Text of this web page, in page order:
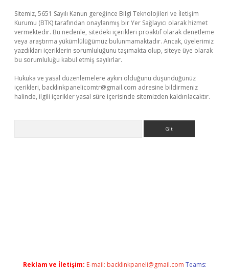
Sitemiz, 5651 Sayılı Kanun gereğince Bilgi Teknolojileri ve İletişim
Kurumu (BTK) tarafından onaylanmış bir Yer Sağlayıcı olarak hizmet
vermektedir. Bu nedenle, sitedeki içerikleri proaktif olarak denetleme
veya araştırma yükümlülüğümüz bulunmamaktadır. Ancak, üyelerimiz
yazdıkları içeriklerin sorumluluğunu taşımakta olup, siteye üye olarak
bu sorumluluğu kabul etmiş sayılırlar.
Hukuka ve yasal düzenlemelere aykırı olduğunu düşündüğünüz
içerikleri, backlinkpanelicomtr@gmail.com adresine bildirmeniz
halinde, ilgili içerikler yasal süre içerisinde sitemizden kaldırılacaktır.
Reklam ve İletişim: E-mail: backlinkpaneli@gmail.com Teams: